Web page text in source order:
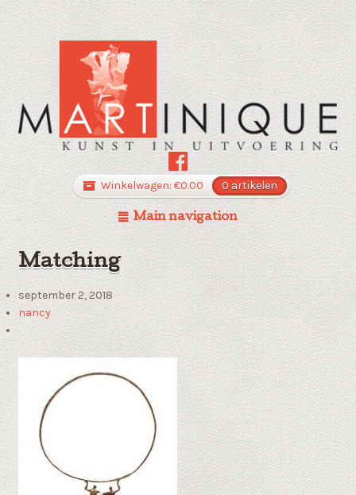
Winkelwagen: €0.00 0 artikelen
Main navigation
Matching
september 2, 2018
nancy